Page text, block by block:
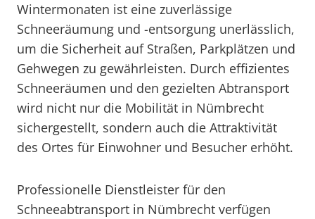
Wintermonaten ist eine zuverlässige
Schneeräumung und -entsorgung unerlässlich,
um die Sicherheit auf Straßen, Parkplätzen und
Gehwegen zu gewährleisten. Durch effizientes
Schneeräumen und den gezielten Abtransport
wird nicht nur die Mobilität in Nümbrecht
sichergestellt, sondern auch die Attraktivität
des Ortes für Einwohner und Besucher erhöht.
Professionelle Dienstleister für den
Schneeabtransport in Nümbrecht verfügen